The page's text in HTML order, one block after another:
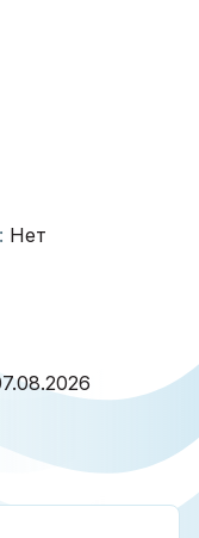
Нет